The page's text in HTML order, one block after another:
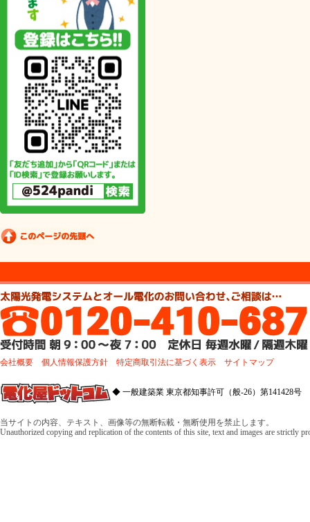
会社概要 個人情報保護方針 特定商取引法に基づく表示 サイトマップ
◆ 一般建築業 東京都知事許可（般-26）第141428
当サイトの内容、テキスト、画像等の無断転載・無断使用を禁止します。
Unauthorized copying and replication of the contents of this site, text and images are strictly